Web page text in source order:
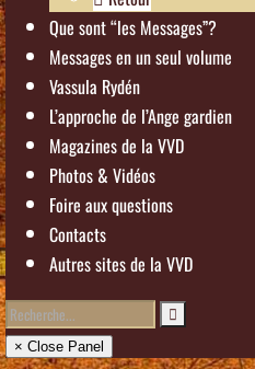
Que sont “les Messages”?
Messages en un seul volume
Vassula Rydén
L’approche de l’Ange gardien
Magazines de la VVD
Photos & Vidéos
Foire aux questions
Contacts
Autres sites de la VVD
× Close Panel